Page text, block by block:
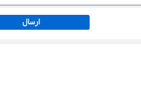
ارسال